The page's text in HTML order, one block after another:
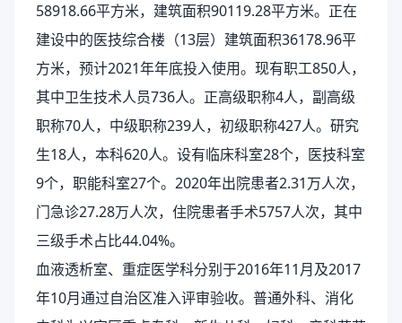
58918.66平方米，建筑面积90119.28平方米。正在
建设中的医技综合楼（13层）建筑面积36178.96平
方米，预计2021年年底投入使用。现有职工850人，
其中卫生技术人员736人。正高级职称4人，副高级
职称70人，中级职称239人，初级职称427人。研究
生18人，本科620人。设有临床科室28个，医技科室
9个，职能科室27个。2020年出院患者2.31万人次，
门急诊27.28万人次，住院患者手术5757人次，其中
三级手术占比44.04%。
血液透析室、重症医学科分别于2016年11月及2017
年10月通过自治区准入评审验收。普通外科、消化